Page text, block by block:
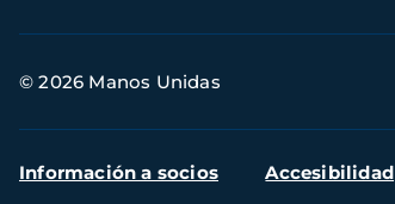
de
© 2026 Manos Unidas
Menú
Información a socios Accesibilidad